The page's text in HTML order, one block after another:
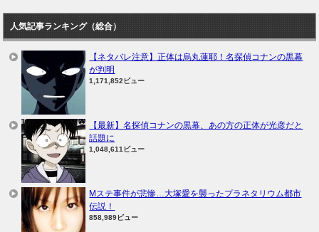
人気記事ランキング（総合）
【ネタバレ注意】正体は烏丸蓮耶！名探偵コナンの黒幕
が判明
1,171,852ビュー
【最新】名探偵コナンの黒幕、あの方の正体が光彦だと
話題に
1,048,611ビュー
Mステ事件が悲惨…大塚愛を襲ったプラネタリウム都市
伝説！
858,989ビュー